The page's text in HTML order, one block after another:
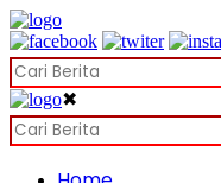
✖